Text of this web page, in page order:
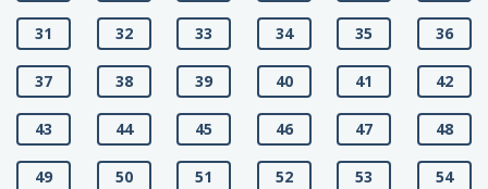
31 32 33 34 35 36
37 38 39 40 41 42
43 44 45 46 47 48
49 50 51 52 53 54